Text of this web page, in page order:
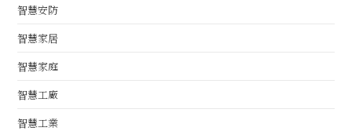
智慧安防
智慧家居
智慧家庭
智慧工廠
智慧工業